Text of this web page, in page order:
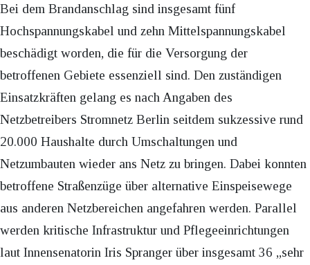
Bei dem Brandanschlag sind insgesamt fünf
Hochspannungskabel und zehn Mittelspannungskabel
beschädigt worden, die für die Versorgung der
betroffenen Gebiete essenziell sind. Den zuständigen
Einsatzkräften gelang es nach Angaben des
Netzbetreibers Stromnetz Berlin seitdem sukzessive rund
20.000 Haushalte durch Umschaltungen und
Netzumbauten wieder ans Netz zu bringen. Dabei konnten
betroffene Straßenzüge über alternative Einspeisewege
aus anderen Netzbereichen angefahren werden. Parallel
werden kritische Infrastruktur und Pflegeeinrichtungen
laut Innensenatorin Iris Spranger über insgesamt 36 „sehr